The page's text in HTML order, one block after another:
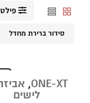
סידור ברירת מחדל
ONE-XT
,
לישים